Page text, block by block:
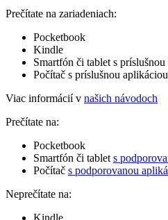
Prečítate na zariadeniach:
Pocketbook
Kindle
Smartfón či tablet s
Počítač s príslušnou aplikáciou
Viac informácií v našich návodoch
Prečítate na:
Pocketbook
Smartfón či tablet s
Počítač s podporovanou
Neprečítate na:
Kindle